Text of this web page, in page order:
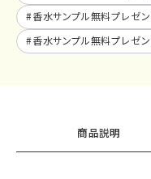
#香水サンプル無料プレゼン
#香水サンプル無料プレゼン
商品説明